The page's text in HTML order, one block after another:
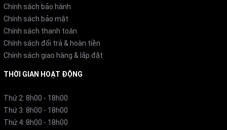
Chính sách bảo hành
Chính sách bảo mật
Chính sách thanh toán
Chính sách đổi trả & hoàn tiền
Chính sách giao hàng & lắp đặt
THỜI GIAN HOẠT ĐỘNG
Thứ 2: 8h00 - 18h00
Thứ 3: 8h00 - 18h00
Thứ 4: 8h00 - 18h00